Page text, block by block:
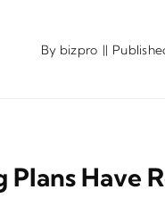
By bizpro ||
Have